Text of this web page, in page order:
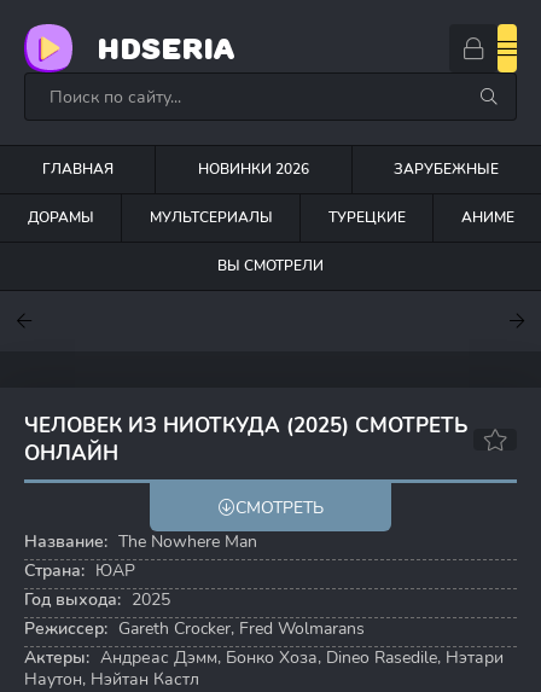
HDSERIA
ГЛАВНАЯ НОВИНКИ 2026 ЗАРУБЕЖНЫЕ
ДОРАМЫ МУЛЬТСЕРИАЛЫ ТУРЕЦКИЕ АНИМЕ
ВЫ СМОТРЕЛИ
ЧЕЛОВЕК ИЗ НИОТКУДА (2025) СМОТРЕТЬ
ОНЛАЙН
СМОТРЕТЬ
Название: The Nowhere Man
Страна: ЮАР
Год выхода: 2025
Режиссер: Gareth Crocker, Fred Wolmarans
Актеры: Андреас Дэмм, Бонко Хоза, Dineo Rasedile, Нэтари
Наутон, Нэйтан Кастл